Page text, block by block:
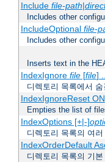
Include file-path|
Includes other
IncludeOptional file-
Includes other
Inserts text in the
IndexIgnore file[file]
디렉토리 목록에서
IndexIgnoreReset
Empties the list of
IndexOptions [+|-]
디렉토리 목록의 여러
IndexOrderDefault
디렉토리 목록의 기